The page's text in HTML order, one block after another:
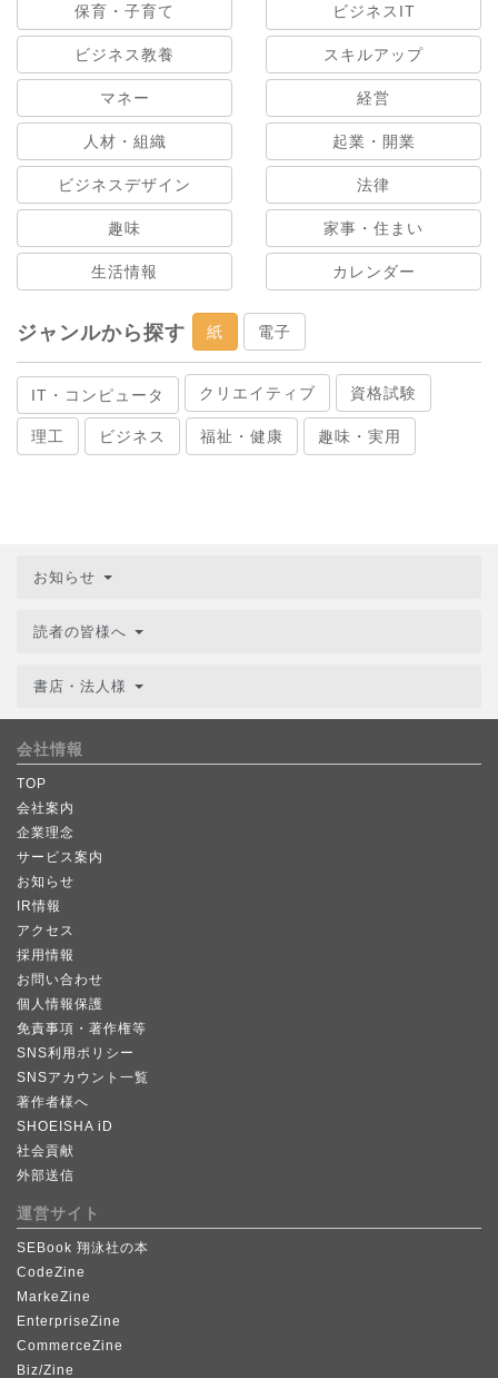
保育・子育て ビジネスIT
ビジネス教養 スキルアップ
マネー 経営
人材・組織 起業・開業
ビジネスデザイン 法律
趣味 家事・住まい
生活情報 カレンダー
ジャンルから探す 紙 電子
IT・コンピュータ クリエイティブ 資格試験
理工 ビジネス 福祉・健康 趣味・実用
お知らせ
読者の皆様へ
書店・法人様
会社情報
TOP
会社案内
企業理念
サービス案内
お知らせ
IR情報
アクセス
採用情報
お問い合わせ
個人情報保護
免責事項・著作権等
SNS利用ポリシー
SNSアカウント一覧
著作者様へ
SHOEISHA iD
社会貢献
外部送信
運営サイト
SEBook 翔泳社の本
CodeZine
MarkeZine
EnterpriseZine
CommerceZine
Biz/Zine